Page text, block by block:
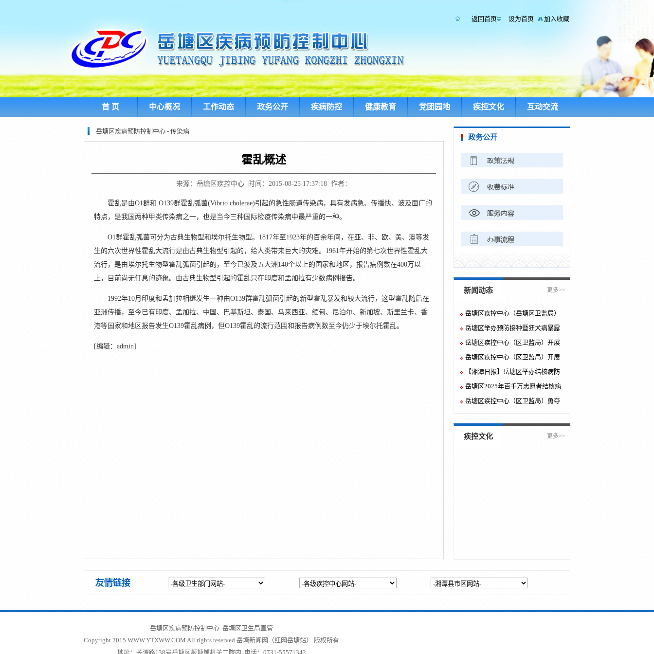
返回首页 设为首页 加入收藏
首 页 中心概况 工作动态 政务公开 疾病防控 健康教育 党团园地 疾控文化 互动交流
岳塘区疾病预防控制中心 - 传染病
霍乱概述
来源：岳塘区疾控中心 时间：2015-08-25 17:37:18 作者：
霍乱是由O1群和 O139群霍乱弧菌(Vibrio cholerae)引起的急性肠道传染病，具有发病急、传播快、波及面广的
特点，是我国两种甲类传染病之一，也是当今三种国际检疫传染病中最严重的一种。
O1群霍乱弧菌可分为古典生物型和埃尔托生物型。1817年至1923年的百余年间，在亚、非、欧、美、澳等发
生的六次世界性霍乱大流行是由古典生物型引起的，给人类带耒巨大的灾难。1961年开始的第七次世界性霍乱大
流行，是由埃尔托生物型霍乱弧菌引起的，至今已波及五大洲140个以上的国家和地区，报告病例数在400万以
上，目前尚无仃息的迹象。由古典生物型引起的霍乱只在印度和孟加拉有少数病例报告。
1992年10月印度和孟加拉相继发生一种由O139群霍乱弧菌引起的新型霍乱暴发和较大流行，这型霍乱随后在
亚洲传播，至今已有印度、孟加拉、中国、巴基斯坦、泰国、马来西亚、缅甸、尼泊尔、新加坡、斯里兰卡、香
港等国家和地区报告发生O139霍乱病例，但O139霍乱的流行范围和报告病例数至今仍少于埃尔托霍乱。
[编辑：admin]
政务公开
新闻动态 更多>>
岳塘区疾控中心（岳塘区卫监局）
举办2025年预防接种技能竞赛
岳塘区举办预防接种暨狂犬病暴露
预防处置培训班
岳塘区疾控中心（区卫监局）开展
健康讲座进校园活动
岳塘区疾控中心（区卫监局）开展
《职业病防治法》宣传周系列活动
【湘潭日报】岳塘区举办结核病防
治知识宣讲大赛
岳塘区2025年百千万志愿者结核病
防治知识宣讲大赛举行
岳塘区疾控中心（区卫监局）勇夺
疾控文化 更多>>
岳塘区疾病预防控制中心 岳塘区卫生局直管
Copyright 2015 WWW.YTXWW.COM All rights reserved 岳塘新闻网（红网岳塘站）
版权所有
地址：长潭路138号岳塘区板塘铺机关二院内 电话：0731-55571342